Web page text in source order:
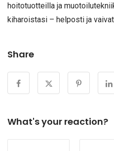
hoitotuotteilla ja
kiharoistasi – helposti ja
Share
What's your reaction?